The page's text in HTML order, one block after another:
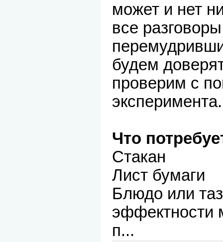
может и нет
все
будем
проверим с
эксперимента.
Что
Стакан
Лист бумаги
Блюдо или
эффектности
п...